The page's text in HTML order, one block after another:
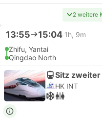
2 weitere
13:55 15:04 1h, 9m
Zhifu, Yantai
Qingdao North
Sitz zweiter
HK INT